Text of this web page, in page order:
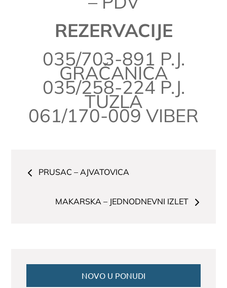
REZERVACIJE
035/703-891 P.J.
GRAČANICA
035/258-224 P.J.
TUZLA
061/170-009 VIBER
Navigacija
članaka
PRUSAC – AJVATOVICA
MAKARSKA – JEDNODNEVNI IZLET
NOVO U PONUDI